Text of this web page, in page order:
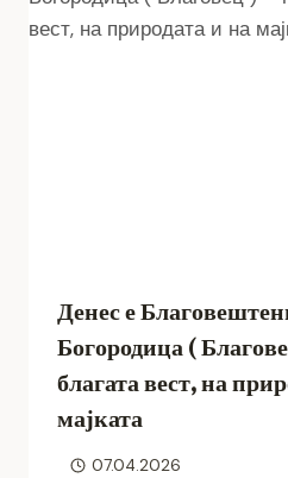
Денес е
Богородица (
благата вест, на
мајката
07.04.2026